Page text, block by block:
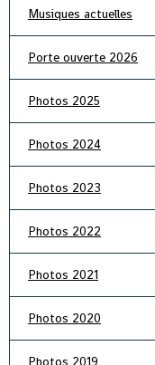
Musiques actuelles
Porte ouverte 2026
Photos 2025
Photos 2024
Photos 2023
Photos 2022
Photos 2021
Photos 2020
Photos 2019